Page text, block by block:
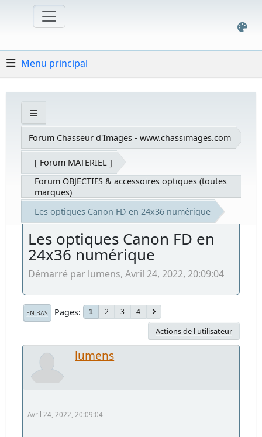
Menu principal
Forum Chasseur d'Images - www.chassimages.com
[ Forum MATERIEL ]
Forum OBJECTIFS & accessoires optiques (toutes
marques)
Les optiques Canon FD en 24x36 numérique
Les optiques Canon FD en
24x36 numérique
Démarré par lumens, Avril 24, 2022, 20:09:04
EN BAS Pages 1 2 3 4
Actions de l'utilisateur
lumens
Avril 24, 2022, 20:09:04